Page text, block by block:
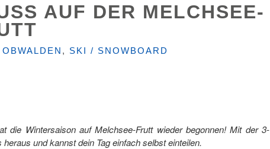
AUF DER MELCHSEE-
OBWALDEN , SKI / SNOWBOARD
die Wintersaison auf Melchsee-Frutt wieder begonnen! Mit der 3-
und kannst dein Tag einfach selbst einteilen.